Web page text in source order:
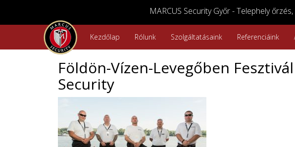
MARCUS Security Győr - Telephely
Kezdőlap Rólunk Szolgáltatásaink Referenciáink
Földön-Vízen-Levegőben
Security